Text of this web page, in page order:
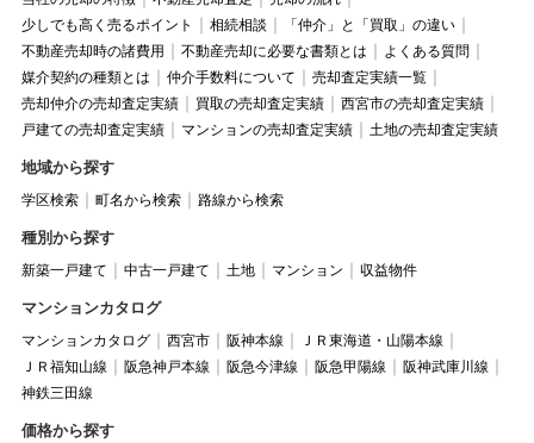
少しでも高く売るポイント
相続相談
「仲介」と「買取」の違い
不動産売却時の諸費用
不動産売却に必要な書類とは
よくある質問
媒介契約の種類とは
仲介手数料について
売却査定実績一覧
売却仲介の売却査定実績
買取の売却査定実績
西宮市の売却査定実績
戸建ての売却査定実績
マンションの売却査定実績 土地の売却査定実績
地域から探す
学区検索 町名から検索 路線から検索
種別から探す
新築一戸建て 中古一戸建て 土地 マンション 収益物件
マンションカタログ
マンションカタログ 西宮市 阪神本線
ＪＲ東海道・山陽本線
ＪＲ福知山線
阪急神戸本線 阪急今津線 阪急甲陽線
阪神武庫川線
神鉄三田線
価格から探す